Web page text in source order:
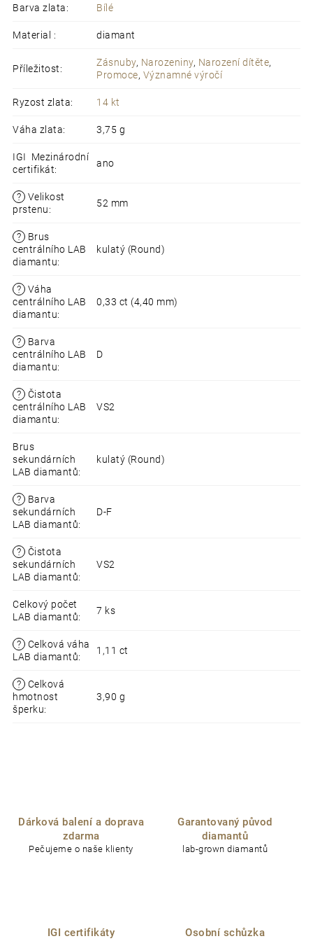
Ručně zpracované osazení s perfektní brilancí
Vhodný k zásnubám, narozeninám, narození dítěte,
promocím či významnému jubileu
a laboratorně pěstovaných diamantů
počet karátůve šperku je1,11 ct
Centrální kámen vlastní
Recyklovatelné balení
Barva zlata: Bílé
Material : diamant
Příležitost:
Zásnuby, Narozeniny, Narození dítěte,
Promoce, Významné výročí
Ryzost zlata: 14 kt
Váha zlata: 3,75 g
IGI Mezinárodní
certifikát:
ano
?
Velikost
prstenu:
52 mm
?
Brus
centrálního LAB
diamantu:
kulatý (Round)
?
Váha
centrálního LAB
diamantu:
0,33 ct (4,40 mm)
?
Barva
centrálního LAB
diamantu:
D
?
Čistota
centrálního LAB
diamantu:
VS2
Brus
sekundárních
LAB diamantů:
kulatý (Round)
?
Barva
sekundárních
LAB diamantů:
D-F
?
Čistota
sekundárních
LAB diamantů:
VS2
Celkový počet
LAB diamantů:
7 ks
?
Celková váha
LAB diamantů:
1,11 ct
?
Celková
hmotnost
šperku:
3,90 g
Dárková balení a doprava
zdarma
Pečujeme o naše klienty
Garantovaný původ
diamantů
lab-grown diamantů
IGI certifikáty Osobní schůzka